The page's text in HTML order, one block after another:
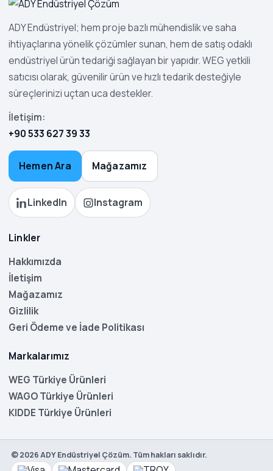
ADY Endüstriyel; hem proje bazlı mühendislik ve saha
ihtiyaçlarına yönelik çözümler sunan, hem de satış odaklı
endüstriyel ürün tedariği sağlayan bir yapıdır. WEG yetkili
satıcısı olarak, güvenilir ürün ve hızlı tedarik desteğiyle
süreçlerinizi uçtan uca destekler.
İletişim:
+90 533 627 39 33
Hemen Ara Mağazamız
LinkedIn Instagram
Linkler
Hakkımızda
İletişim
Mağazamız
Gizlilik
Geri Ödeme ve İade Politikası
Markalarımız
WEG Türkiye Ürünleri
WAGO Türkiye Ürünleri
KIDDE Türkiye Ürünleri
©2026ADY Endüstriyel Çözüm. Tüm hakları saklıdır.